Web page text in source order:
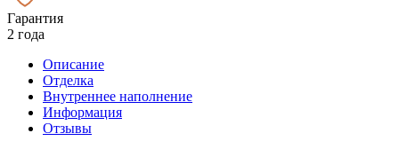
Гарантия
2 года
Описание
Отделка
Внутреннее наполнение
Информация
Отзывы